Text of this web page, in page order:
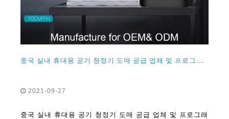
2021-09-27
중국 실내 휴대용 공기 청정기 도매 공급 업체 및 프로그래